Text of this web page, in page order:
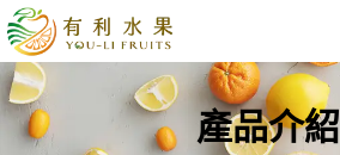
產品介紹